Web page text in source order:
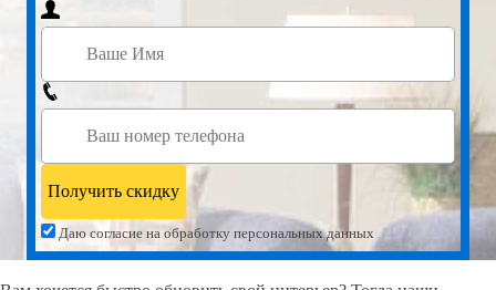
Даю согласие на обработку персональных данных